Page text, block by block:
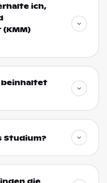
ich,
beinhaltet
Studium?